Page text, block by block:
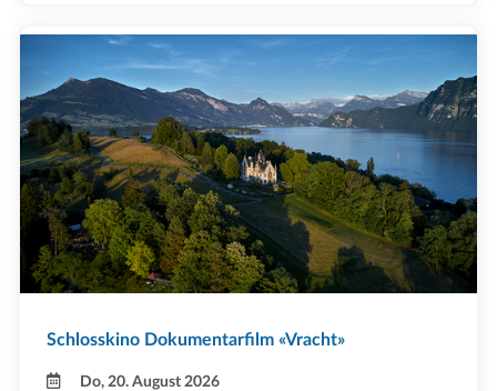
Schlosskino Dokumentarfilm «Vracht»
Do, 20. August 2026